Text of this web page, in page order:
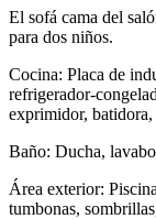
El sofá cama del
para dos niños.
Cocina: Placa de
refrigerador-
exprimidor,
Baño: Ducha,
Área exterior:
tumbonas,